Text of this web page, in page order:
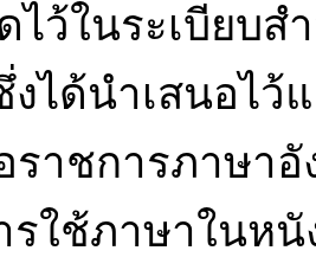
ไว้ในระเบียบส
ได้นำเสนอไว้
ราชการภาษา
รใช้ภาษาในห